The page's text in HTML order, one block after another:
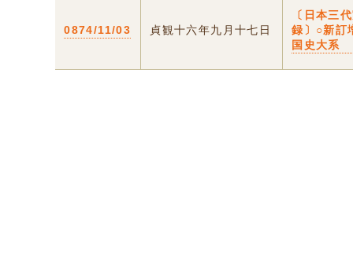
0874/11/03 貞観十六年九月十七日
〔日本三
録〕○新訂
国史大系